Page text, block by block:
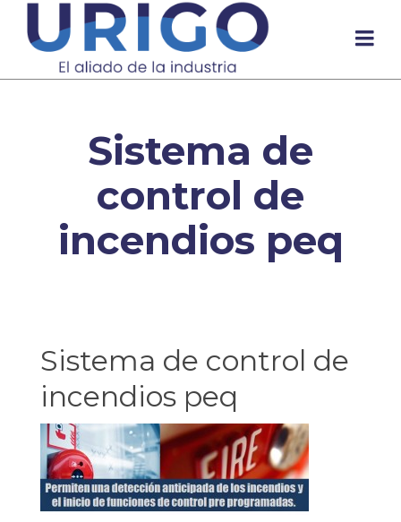
Sistema de
control de
incendios peq
Sistema de control de
incendios peq